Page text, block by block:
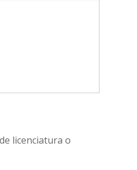
licenciatura o